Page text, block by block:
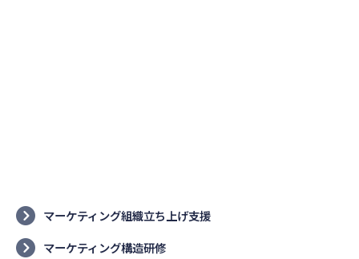
マーケティング組織立ち上げ支援
マーケティング構造研修